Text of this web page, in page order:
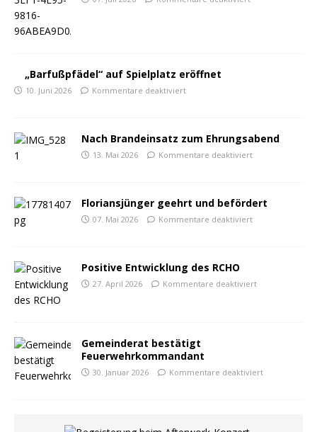
„Barfußpfädel“ auf Spielplatz eröffnet
10. Juni 2026 Kommentare deaktiviert
Nach Brandeinsatz zum Ehrungsabend
13. Mai 2026 Kommentare deaktiviert
Floriansjünger geehrt und befördert
07. Mai 2026 Kommentare deaktiviert
Positive Entwicklung des RCHO
27. April 2026 Kommentare deaktiviert
Gemeinderat bestätigt
Feuerwehrkommandant
30. Januar 2026 Kommentare deaktiviert